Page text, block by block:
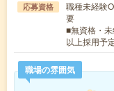
応募資格
職種未経験
要
■無資格・
以上採用予
職場の雰囲気